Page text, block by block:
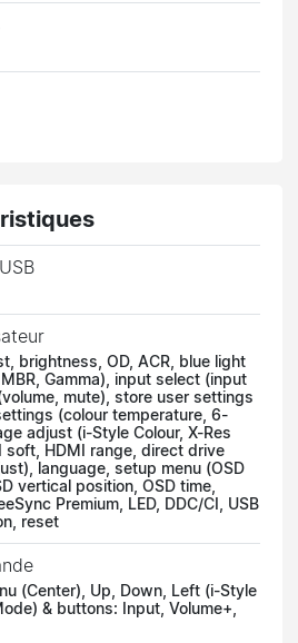
brightness, OD, ACR, blue light
Gamma), input select (input
mute), store user settings
(colour temperature, 6-
adjust (i-Style Colour, X-Res
soft, HDMI range, direct drive
language, setup menu (OSD
vertical position, OSD time,
Premium, LED, DDC/CI, USB
reset
(Center), Up, Down, Left (i-Style
& buttons: Input, Volume+,